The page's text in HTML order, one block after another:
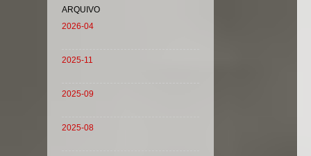
ARQUIVO
2026-04
2025-11
2025-09
2025-08